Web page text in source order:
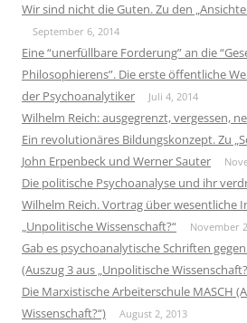
Wir sind nicht die Guten. Zu den
September 6, 2014
Eine “unerfüllbare Forderung” an die
Philosophierens”. Die erste öffentliche
der Psychoanalytiker
Juli 4, 2014
Wilhelm Reich: ausgegrenzt, vergessen,
Ein revolutionäres Bildungskonzept. Zu
John Erpenbeck und Werner Sauter
Die politische Psychoanalyse und ihr
Wilhelm Reich. Vortrag über wesentliche
„Unpolitische Wissenschaft?“
November
Gab es psychoanalytische Schriften
(Auszug 3 aus „Unpolitische
Die Marxistische Arbeiterschule MASCH
Wissenschaft?“)
August 2, 2013